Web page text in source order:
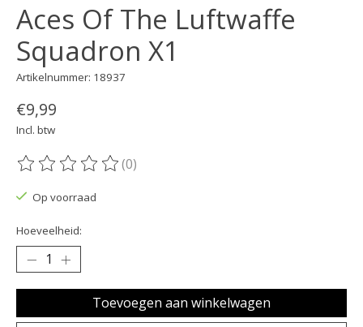
Aces Of The Luftwaffe
Squadron X1
Artikelnummer: 18937
€9,99
Incl. btw
De beoordeling van dit product is
(0)
Op voorraad
Hoeveelheid:
Toevoegen aan winkelwagen